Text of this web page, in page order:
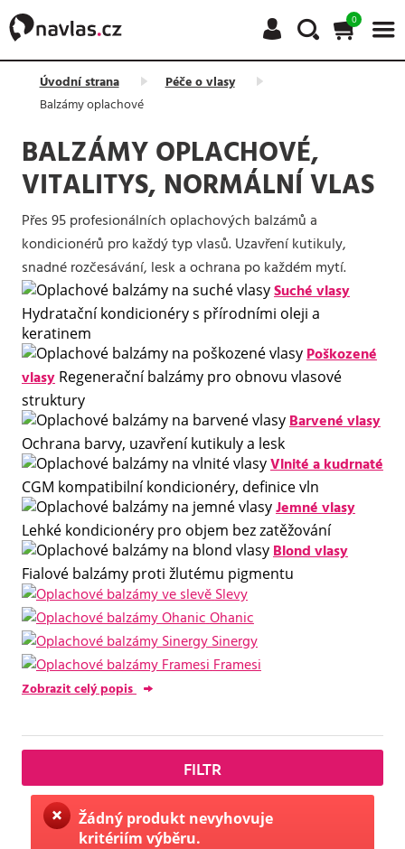
0
Úvodní strana
Péče o vlasy
Balzámy oplachové
BALZÁMY OPLACHOVÉ,
VITALITYS, NORMÁLNÍ VLAS
Přes 95 profesionálních oplachových balzámů a
kondicionérů pro každý typ vlasů. Uzavření kutikuly,
snadné rozčesávání, lesk a ochrana po každém mytí.
Suché vlasy
Hydratační kondicionéry s přírodními oleji a
keratinem
Poškozené
vlasy Regenerační balzámy pro obnovu vlasové
struktury
Barvené vlasy
Ochrana barvy, uzavření kutikuly a lesk
Vlnité a kudrnaté
CGM kompatibilní kondicionéry, definice vln
Jemné vlasy
Lehké kondicionéry pro objem bez zatěžování
Blond vlasy
Fialové balzámy proti žlutému pigmentu
Slevy
Ohanic
Sinergy
Framesi
Zobrazit celý popis
FILTR
Žádný produkt nevyhovuje
kritériím výběru.